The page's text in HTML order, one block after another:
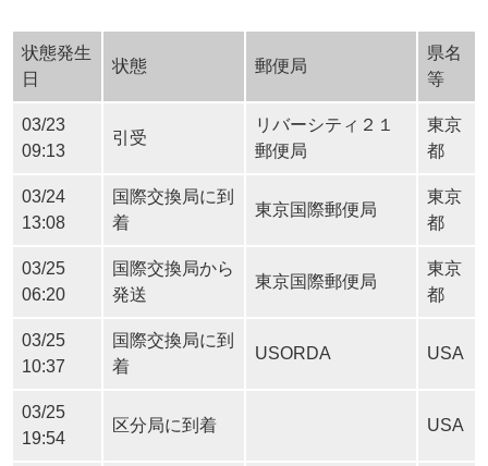
状態発生
日
状態 郵便局
県名
等
03/23
09:13
引受
リバーシティ２１
郵便局
東京
都
03/24
13:08
国際交換局に到
着
東京国際郵便局
東京
都
03/25
06:20
国際交換局から
発送
東京国際郵便局
東京
都
03/25
10:37
国際交換局に到
着
USORDA USA
03/25
19:54
区分局に到着 USA